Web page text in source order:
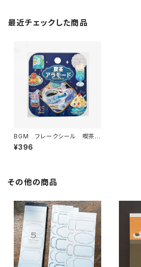
最近チェックした商品
BGM フレークシール 喫茶ア
ラモード・青 BS-FG125
¥396
その他の商品